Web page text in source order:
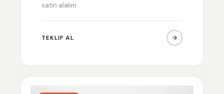
satın alalım
TEKLIF AL